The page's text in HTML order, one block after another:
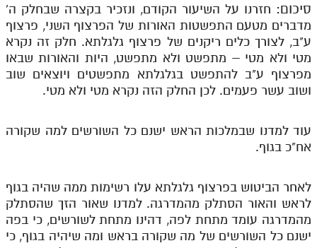
סיכום: חזרנו על השיעור הקודם, ונזכיר בקצרה שבחלק ה'
מדברים מטעם התפשטות האורות של הפרצוף השני, פרצוף
ע"ב, לצורך כלים ריקנים של פרצוף גלגלתא. חלק זה נקרא
מטי ולא מטי – מתפשט ולא מתפשט, היות והאורות שבאו
מפרצוף ע"ב להתפשט בגלגלתא מתפשטים ויוצאים שוב
ושוב עשר פעמים. לכן החלק הזה נקרא מטי ולא מטי.
עוד למדנו שבמלכות הראש ישנם כל השורשים למה שקורה
אח"כ בגוף.
לאחר הביטוש בפרצוף גלגלתא עלו רשימות ממה שהיה בגוף
לראש והאור הסתלק מהמדרגה. למדנו שאור הזך שהסתלק
מהמדרגה עומד מתחת לפה, דהינו מתחת לשורשים, כי בפה
ישנם כל השורשים של מה שקורה בראש ומה שיהיה בגוף, כי